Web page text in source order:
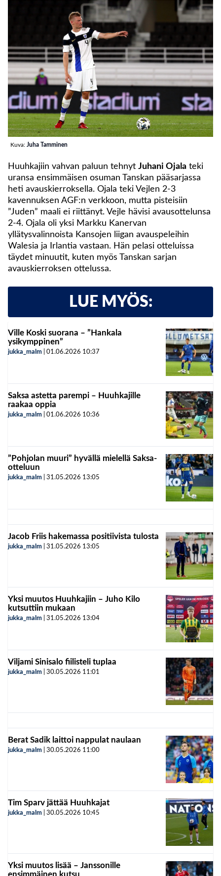
Kuva: Juha Tamminen
Huuhkajiin vahvan paluun tehnyt Juhani Ojala teki
uransa ensimmäisen osuman Tanskan pääsarjassa
heti avauskierroksella. Ojala teki Vejlen 2-3
kavennuksen AGF:n verkkoon, mutta pisteisiin
”Juden” maali ei riittänyt. Vejle hävisi avausottelunsa
2-4. Ojala oli yksi Markku Kanervan
yllätysvalinnoista Kansojen liigan avauspeleihin
Walesia ja Irlantia vastaan. Hän pelasi otteluissa
täydet minuutit, kuten myös Tanskan sarjan
avauskierroksen ottelussa.
LUE MYÖS:
Ville Koski suorana – ”Hankala
ysikymppinen”
jukka_malm 01.06.2026 10:37
Saksa astetta parempi – Huuhkajille
raakaa oppia
jukka_malm 01.06.2026 10:36
”Pohjolan muuri” hyvällä mielellä Saksa-
otteluun
jukka_malm 31.05.2026 13:05
Jacob Friis hakemassa positiivista tulosta
jukka_malm 31.05.2026 13:05
Yksi muutos Huuhkajiin – Juho Kilo
kutsuttiin mukaan
jukka_malm 31.05.2026 13:04
Viljami Sinisalo fiilisteli tuplaa
jukka_malm 30.05.2026 11:01
Berat Sadik laittoi nappulat naulaan
jukka_malm 30.05.2026 11:00
Tim Sparv jättää Huuhkajat
jukka_malm 30.05.2026 10:45
Yksi muutos lisää – Janssonille